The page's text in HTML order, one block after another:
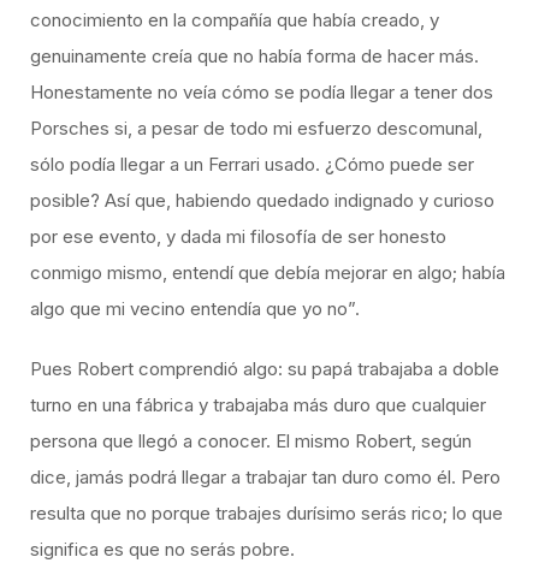
conocimiento en la compañía que había creado, y
genuinamente creía que no había forma de hacer más.
Honestamente no veía cómo se podía llegar a tener dos
Porsches si, a pesar de todo mi esfuerzo descomunal,
sólo podía llegar a un Ferrari usado. ¿Cómo puede ser
posible? Así que, habiendo quedado indignado y curioso
por ese evento, y dada mi filosofía de ser honesto
conmigo mismo, entendí que debía mejorar en algo; había
algo que mi vecino entendía que yo no”.
Pues Robert comprendió algo: su papá trabajaba a doble
turno en una fábrica y trabajaba más duro que cualquier
persona que llegó a conocer. El mismo Robert, según
dice, jamás podrá llegar a trabajar tan duro como él. Pero
resulta que no porque trabajes durísimo serás rico; lo que
significa es que no serás pobre.